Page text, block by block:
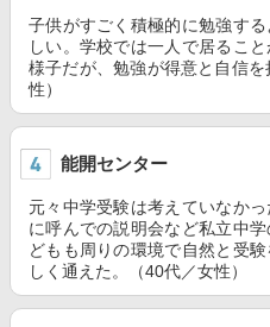
子供がすごく積極的に勉強す
しい。学校では一人で居るこ
様子だが、勉強が得意と自信
性）
能開センター
元々中学受験は考えていなか
に呼んでの説明会など私立中
どもも周りの環境で自然と受
しく通えた。（40代／女性）